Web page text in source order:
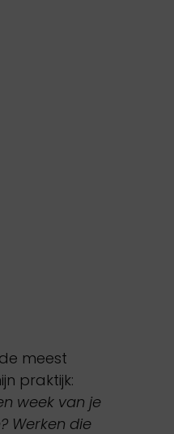
meest
praktijk:
week van je
Werken die